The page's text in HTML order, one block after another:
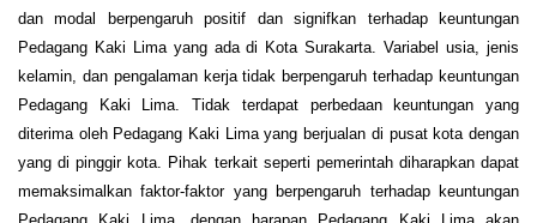
dan modal berpengaruh positif dan signifkan terhadap keuntungan
Pedagang Kaki Lima yang ada di Kota Surakarta. Variabel usia, jenis
kelamin, dan pengalaman kerja tidak berpengaruh terhadap keuntungan
Pedagang Kaki Lima. Tidak terdapat perbedaan keuntungan yang
diterima oleh Pedagang Kaki Lima yang berjualan di pusat kota dengan
yang di pinggir kota. Pihak terkait seperti pemerintah diharapkan dapat
memaksimalkan faktor-faktor yang berpengaruh terhadap keuntungan